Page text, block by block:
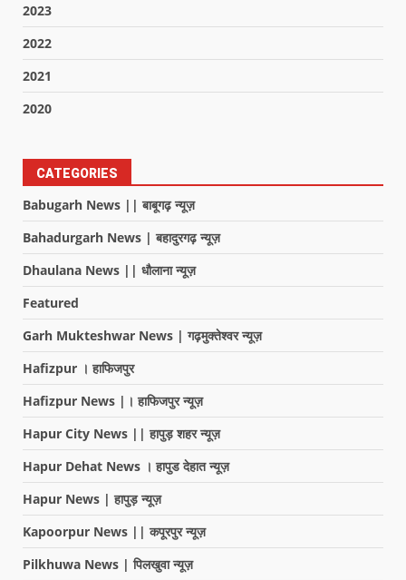
2023
2022
2021
2020
CATEGORIES
Babugarh News || बाबूगढ़ न्यूज़
Bahadurgarh News | बहादुरगढ़ न्यूज़
Dhaulana News || धौलाना न्यूज़
Featured
Garh Mukteshwar News | गढ़मुक्तेश्वर न्यूज़
Hafizpur । हाफिजपुर
Hafizpur News |। हाफिजपुर न्यूज़
Hapur City News || हापुड़ शहर न्यूज़
Hapur Dehat News । हापुड देहात न्यूज़
Hapur News | हापुड़ न्यूज़
Kapoorpur News || कपूरपुर न्यूज़
Pilkhuwa News | पिलखुवा न्यूज़